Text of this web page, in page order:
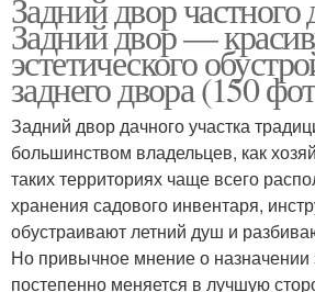
Садовые поделки
Садовое освещение
Задний двор —
эстетического
заднего двора (150
Задний двор дачного участка
большинством владельцев, как
таких территориях чаще всего
хранения садового инвентаря,
обустраивают летний душ и
Но привычное мнение о назначении
постепенно меняется в лучшую